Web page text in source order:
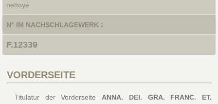
nettoyé
N° IM NACHSCHLAGEWERK :
F.12339
VORDERSEITE
Titulatur der Vorderseite ANNA. DEI. GRA. FRANC. ET.